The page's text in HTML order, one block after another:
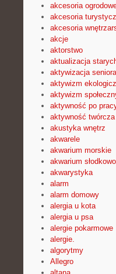
akcesoria
akcesoria
akcesoria
akcje
aktorstwo
aktualizacja
aktywizacja seniora
aktywizm
aktywizm
aktywność po
aktywność twórcza
akustyka wnętrz
akwarele
akwarium morskie
akwarium
akwarystyka
alarm
alarm domowy
alergia u kota
alergia u psa
alergie pokarmowe
alergie.
algorytmy
Allegro